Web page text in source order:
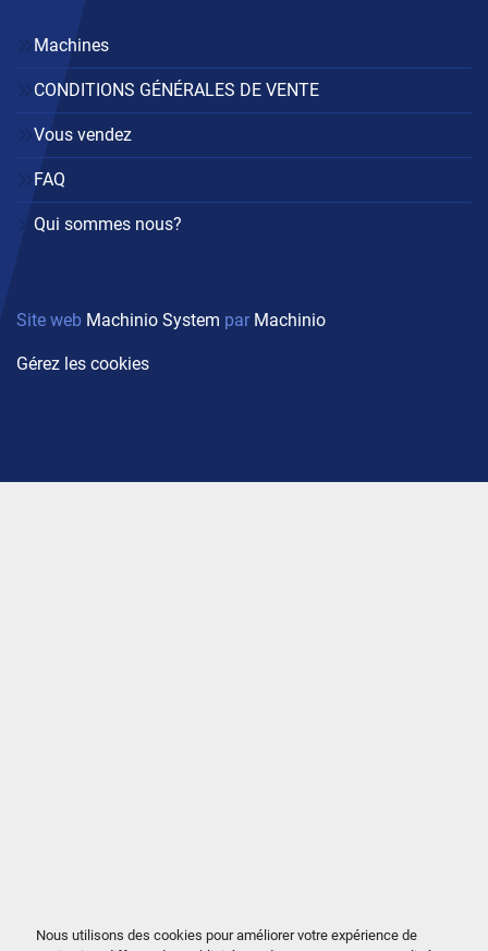
Nous utilisons des cookies pour améliorer votre expérience de
Machines
CONDITIONS GÉNÉRALES DE VENTE
Vous vendez
FAQ
Qui sommes nous?
Site web Machinio System par Machinio
Gérez les cookies